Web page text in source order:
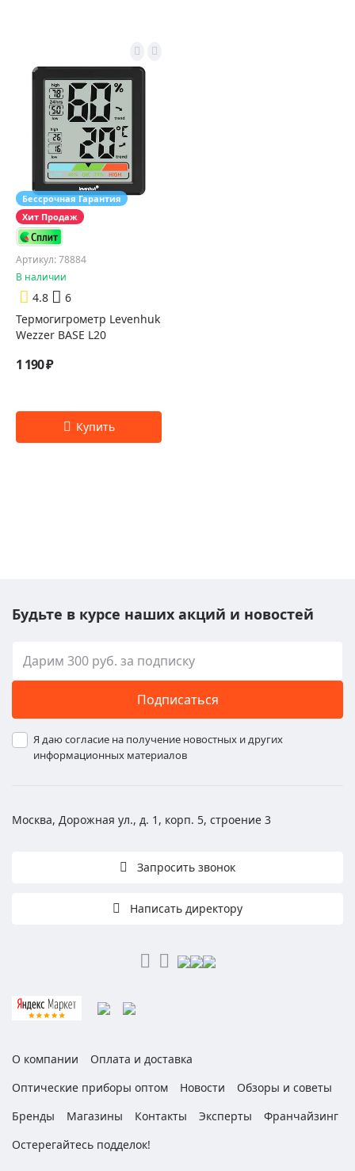
Бессрочная Гарантия
Хит Продаж
Артикул: 78884
В наличии
4.8
6
Термогигрометр Levenhuk
Wezzer BASE L20
1 190 ₽
Будьте в курсе наших акций и новостей
Подписаться
Я даю согласие на получение новостных и других
информационных материалов
Москва, Дорожная ул., д. 1, корп. 5, строение 3
Запросить звонок
Написать директору
О компании
Оплата и доставка
Оптические приборы оптом
Новости
Обзоры и советы
Бренды
Магазины Контакты Эксперты
Франчайзинг
Остерегайтесь подделок!